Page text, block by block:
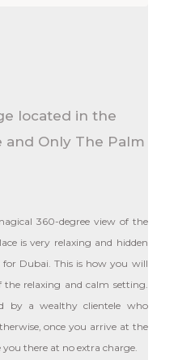
located in the
and Only The Palm
360-degree view of the
is very relaxing and hidden
Dubai. This is how you will
relaxing and calm setting.
by a wealthy clientele who
once you arrive at the
there at no extra charge.